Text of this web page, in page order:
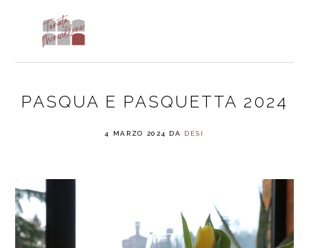
PASQUA E PASQUETTA 2024
4 MARZO 2024 DA DESI